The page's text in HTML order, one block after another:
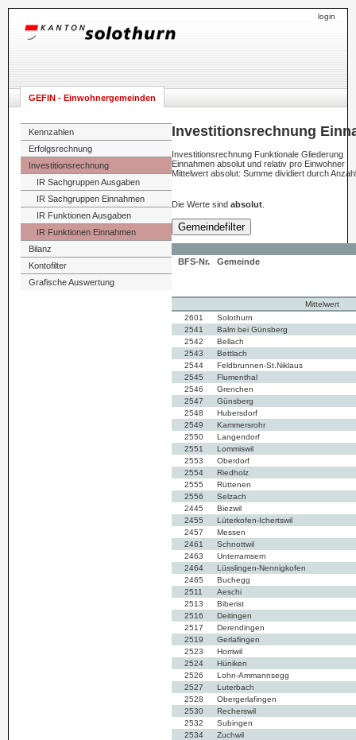
login
GEFIN - Einwohnergemeinden
Kennzahlen
Erfolgsrechnung
Investitionsrechnung
IR Sachgruppen Ausgaben
IR Sachgruppen Einnahmen
IR Funktionen Ausgaben
IR Funktionen Einnahmen
Bilanz
Kontofilter
Grafische Auswertung
Investitionsrechnung
Investitionsrechnung Funktionale Gliederung
Einnahmen absolut und relativ pro Einwohner
Mittelwert absolut: Summe dividiert durch
Die Werte sind absolut
Gemeindefilter
BFS-Nr. Gemeinde
Mittelwert
2601
Solothurn
2541
Balm bei Günsberg
2542
Bellach
2543
Bettlach
2544
Feldbrunnen-St.Niklaus
2545
Flumenthal
2546
Grenchen
2547
Günsberg
2548
Hubersdorf
2549
Kammersrohr
2550
Langendorf
2551
Lommiswil
2553
Oberdorf
2554
Riedholz
2555
Rüttenen
2556
Selzach
2445
Biezwil
2455
Lüterkofen-Ichertswil
2457
Messen
2461
Schnottwil
2463
Unterramsern
2464
Lüsslingen-Nennigkofen
2465
Buchegg
2511
Aeschi
2513
Biberist
2516
Deitingen
2517
Derendingen
2519
Gerlafingen
2523
Horriwil
2524
Hüniken
2526
Lohn-Ammannsegg
2527
Luterbach
2528
Obergerlafingen
2530
Recherswil
2532
Subingen
2534
Zuchwil